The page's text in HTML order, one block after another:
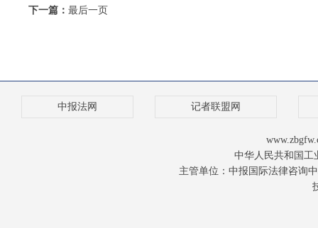
下一篇： 最后一页
中报法网 记者联盟网
中华人民共和国工
主管单位：中报国际法律咨询